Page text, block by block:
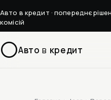
Авто в кредит · попереднє
комісій
Авто в кредит